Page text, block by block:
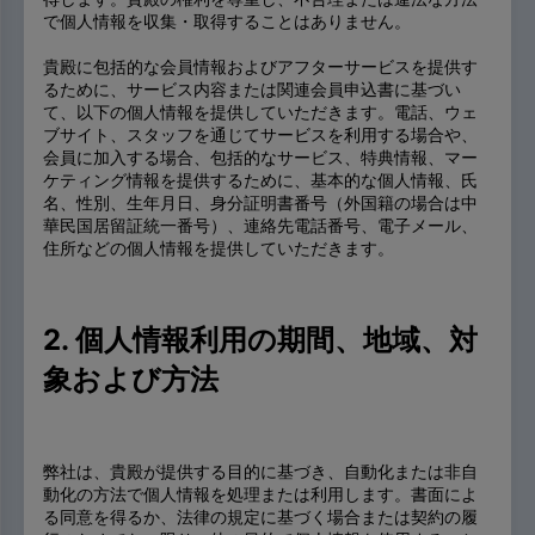
で個人情報を収集・取得することはありません。
貴殿に包括的な会員情報およびアフターサービスを提供す
るために、サービス内容または関連会員申込書に基づい
て、以下の個人情報を提供していただきます。電話、ウェ
ブサイト、スタッフを通じてサービスを利用する場合や、
会員に加入する場合、包括的なサービス、特典情報、マー
ケティング情報を提供するために、基本的な個人情報、氏
名、性別、生年月日、身分証明書番号（外国籍の場合は中
華民国居留証統一番号）、連絡先電話番号、電子メール、
住所などの個人情報を提供していただきます。
2. 個人情報利用の期間、地域、対
象および方法
弊社は、貴殿が提供する目的に基づき、自動化または非自
動化の方法で個人情報を処理または利用します。書面によ
る同意を得るか、法律の規定に基づく場合または契約の履